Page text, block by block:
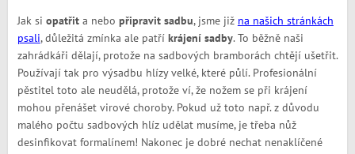
Jak si opatřita nebo připravit sadbu, jsme již na našich stránkách
psali, důležitá zmínka ale patří krájení sadby. To běžně naši
zahrádkáři dělají, protože na sadbových bramborách chtějí ušetřit.
Používají tak pro výsadbu hlízy velké, které půlí. Profesionální
pěstitel toto ale neudělá, protože ví, že nožem se při krájení
mohou přenášet virové choroby. Pokud už toto např. z důvodu
malého počtu sadbových hlíz udělat musíme, je třeba nůž
desinfikovat formalínem! Nakonec je dobré nechat nenaklíčené